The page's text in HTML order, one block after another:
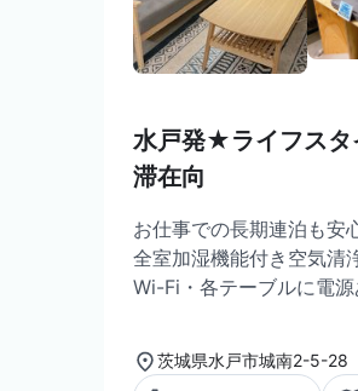
水戸発★ライフスタ
滞在向
お仕事での長期連泊も
全室加湿機能付き空気清
Wi-Fi・各テーブルに電
茨城県水戸市城南2-5-28